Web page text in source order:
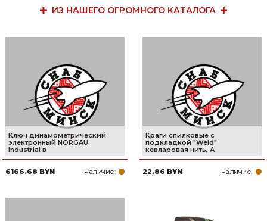
ИЗ НАШЕГО ОГРОМНОГО КАТАЛОГА
Ключ динамометрический
электронный NORGAU
Industrial в
6166.68 BYN наличие:
Краги спилковые с
подкладкой "Weld"
кевларовая нить, А
22.86 BYN наличие: